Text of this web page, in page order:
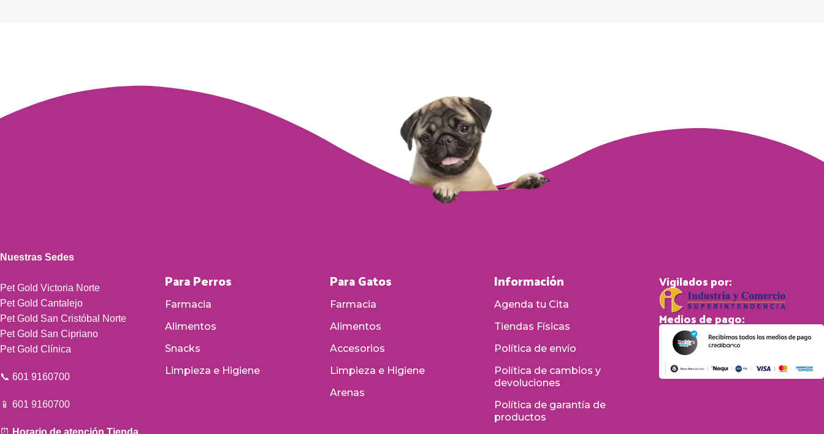
Nuestras Sedes
Pet Gold Victoria Norte
Pet Gold Cantalejo
Pet Gold San Cristóbal Norte
Pet Gold San Cipriano
Pet Gold Clínica
📞 601 9160700
📱 601 9160700
Para Perros
Farmacia
Alimentos
Snacks
Limpieza e Higiene
Para Gatos
Farmacia
Alimentos
Accesorios
Limpieza e Higiene
Arenas
Información
Agenda tu Cita
Tiendas Físicas
Política de envío
Política de cambios y
devoluciones
Política de garantía de
productos
Vigilados por:
Medios de pago: